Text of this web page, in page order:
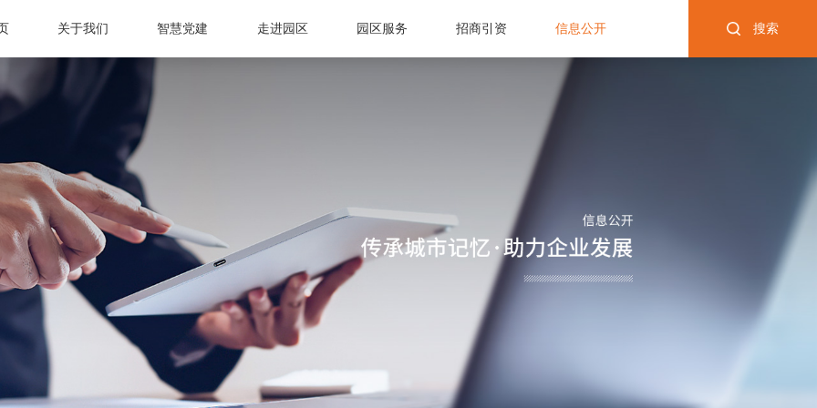
关于我们 智慧党建 走进园区 园区服务 招商引资 信息公开 搜索